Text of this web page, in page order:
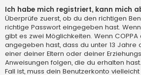
Ich habe mich registriert, kann mich
Überprüfe zuerst, ob du den richtigen
richtige Passwort eingegeben hast.
gibt es zwei Möglichkeiten. Wenn COPPA
angegeben hast, dass du unter 13 Jahre
einer deiner Eltern oder deiner
Anweisungen folgen, die du erhalten
Fall ist, muss dein Benutzerkonto